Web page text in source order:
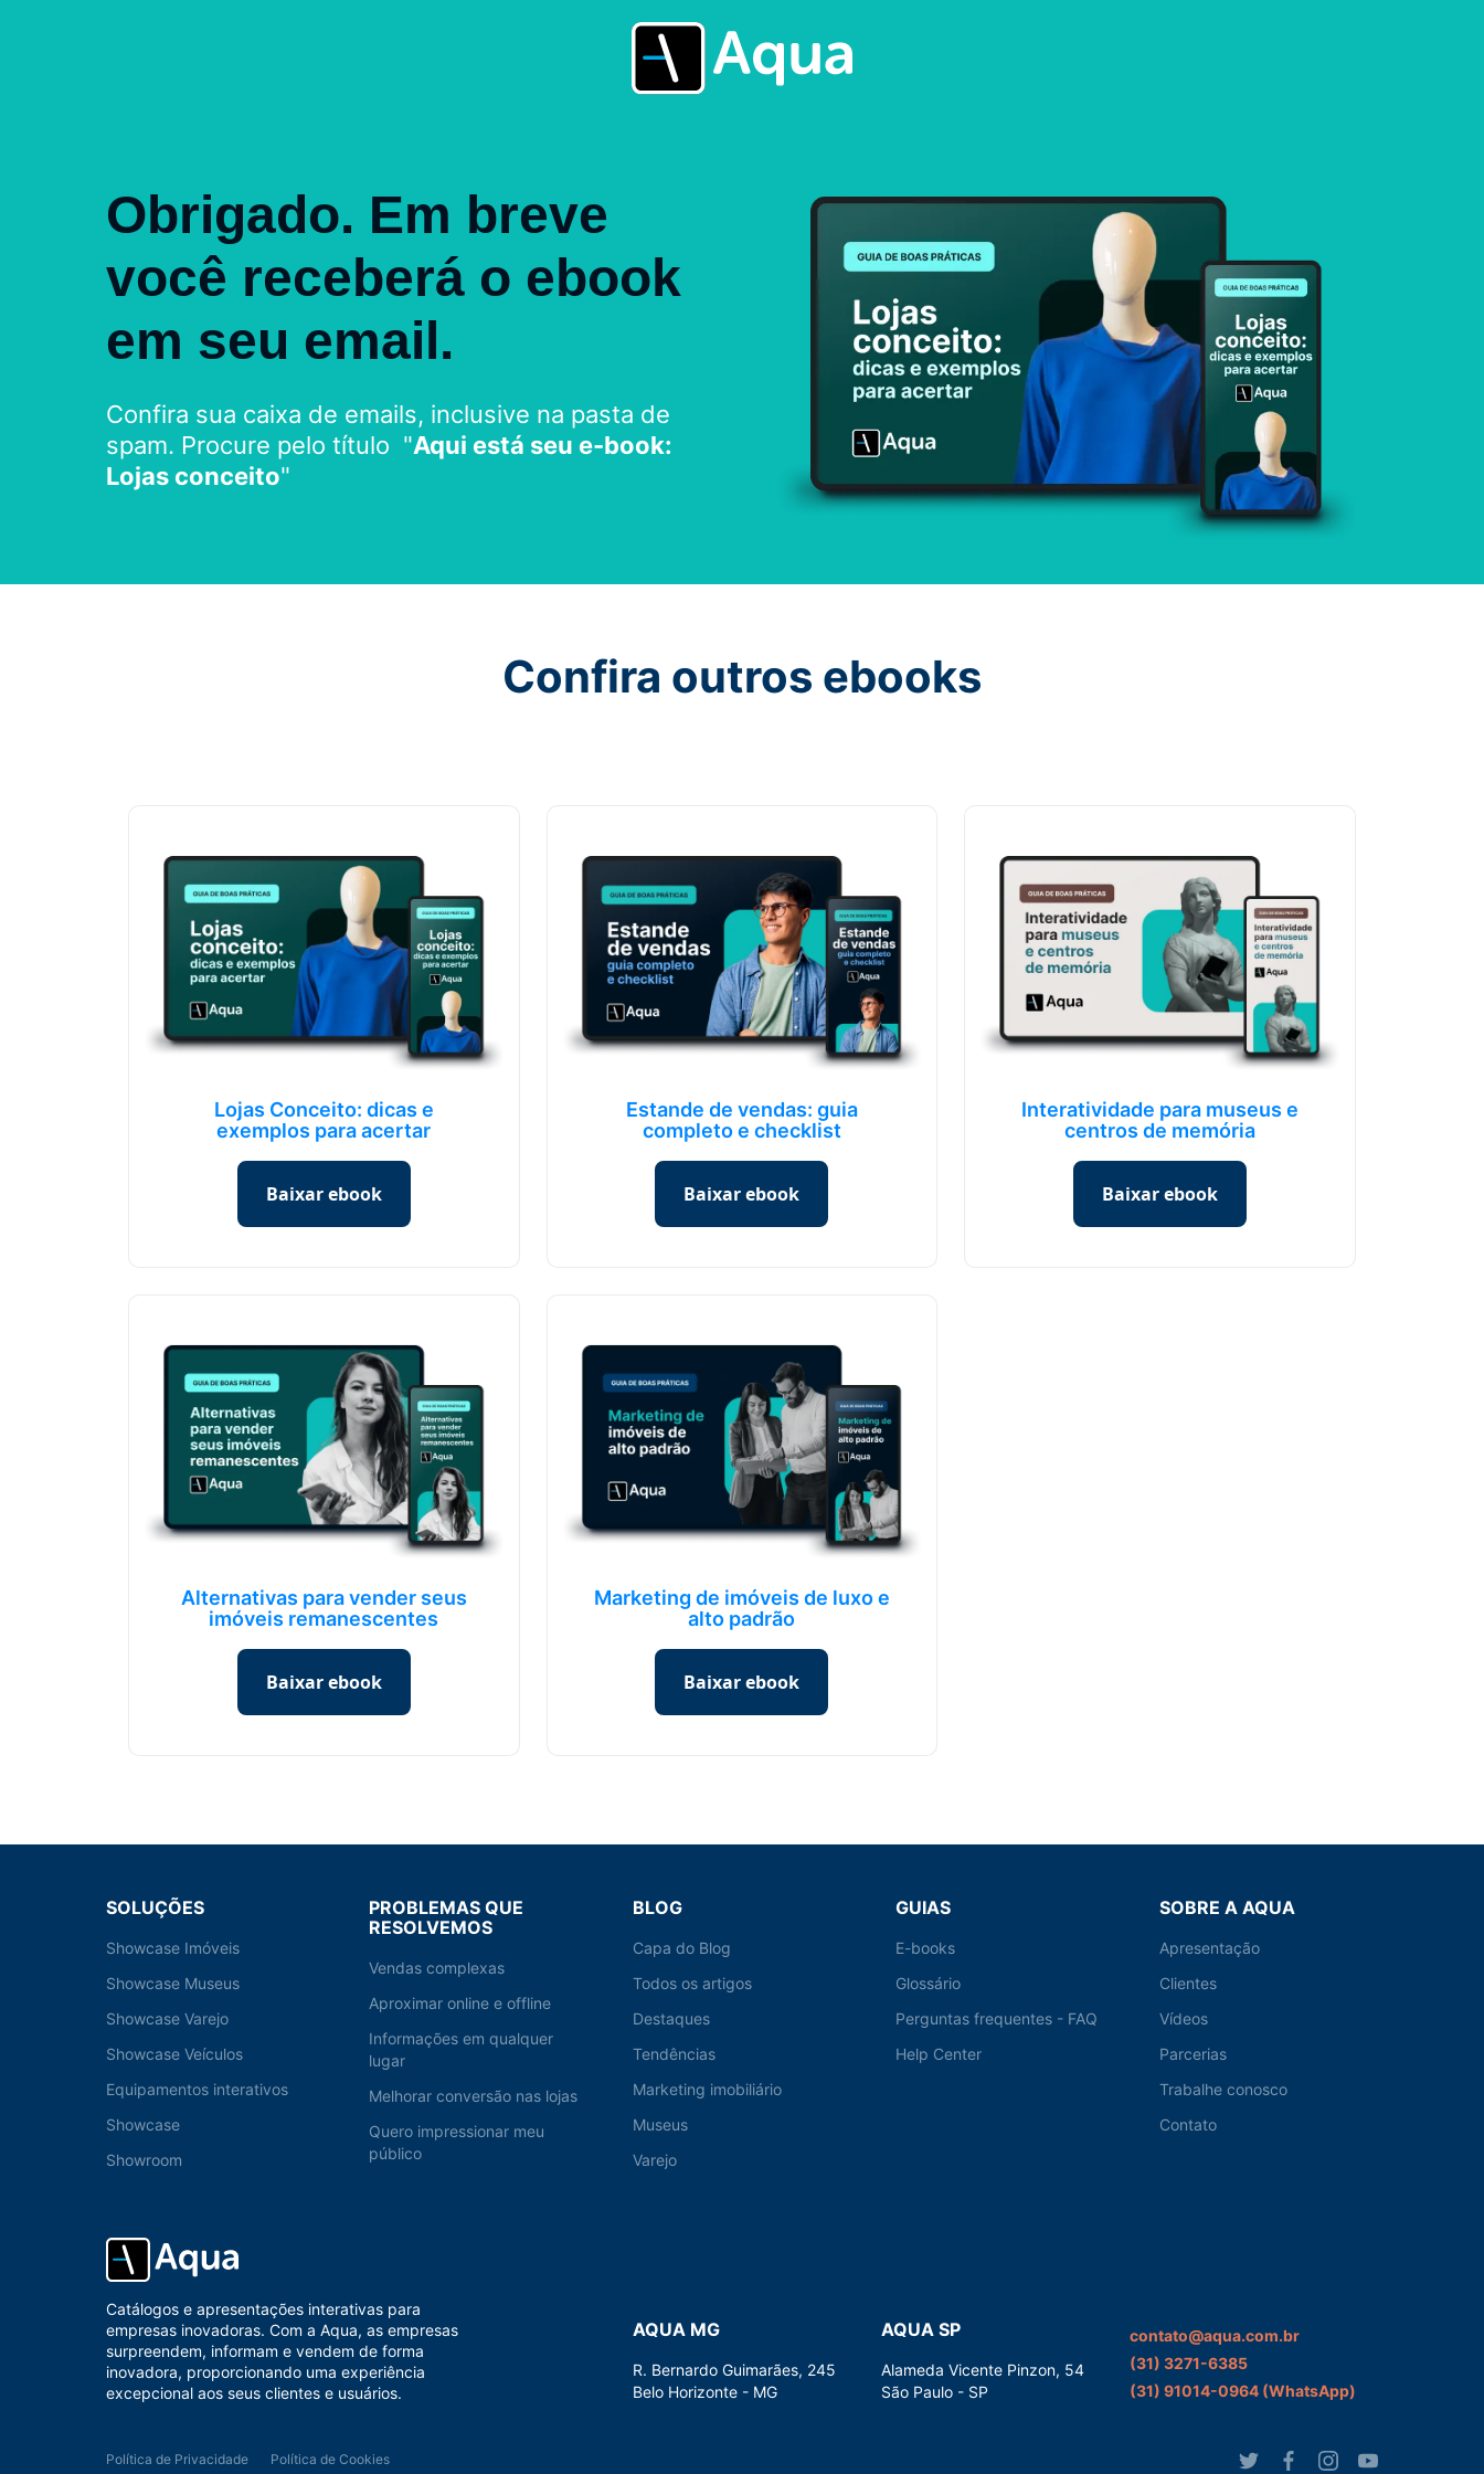
Obrigado. Em breve
você receberá o ebook
em seu email.
Confira sua caixa de emails, inclusive na pasta de
spam. Procure pelo título "Aqui está seu e-book:
Lojas conceito"
Confira outros ebooks
Lojas Conceito: dicas e
exemplos para acertar
Baixar ebook
Estande de vendas: guia
completo e checklist
Baixar ebook
Interatividade para museus e
centros de memória
Baixar ebook
Alternativas para vender seus
imóveis remanescentes
Baixar ebook
Marketing de imóveis de luxo e
alto padrão
Baixar ebook
SOLUÇÕES
Showcase Imóveis
Showcase Museus
Showcase Varejo
Showcase Veículos
Equipamentos interativos
Showcase
Showroom
PROBLEMAS QUE
RESOLVEMOS
Vendas complexas
Aproximar online e offline
Informações em qualquer
lugar
Melhorar conversão nas lojas
Quero impressionar meu
público
BLOG
Capa do Blog
Todos os artigos
Destaques
Tendências
Marketing imobiliário
Museus
Varejo
GUIAS
E-books
Glossário
Perguntas frequentes - FAQ
Help Center
SOBRE A AQUA
Apresentação
Clientes
Vídeos
Parcerias
Trabalhe conosco
Contato
Catálogos e apresentações interativas para
empresas inovadoras. Com a Aqua, as empresas
surpreendem, informam e vendem de forma
inovadora, proporcionando uma experiência
excepcional aos seus clientes e usuários.
AQUA MG
R. Bernardo Guimarães, 245
Belo Horizonte - MG
AQUA SP
Alameda Vicente Pinzon, 54
São Paulo - SP
contato@aqua.com.br
(31) 3271-6385
(31) 91014-0964‬ (WhatsApp)
Política de Privacidade Política de Cookies